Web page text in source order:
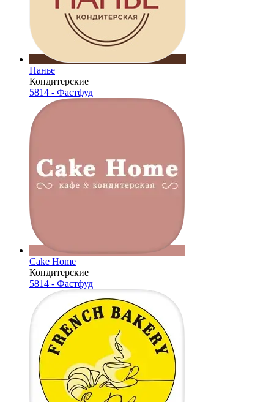
Панье
Кондитерские
5814 - Фастфуд
Cake Home
Кондитерские
5814 - Фастфуд